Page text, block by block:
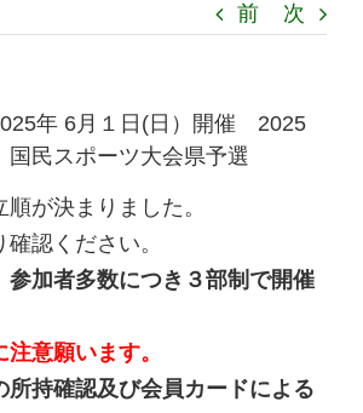
前 次
年 6月１日(日）開催 2025
民スポーツ大会県予選
が決まりました。
認ください。
加者多数につき３部制で開催
意願います。
確認及び会員カードによる